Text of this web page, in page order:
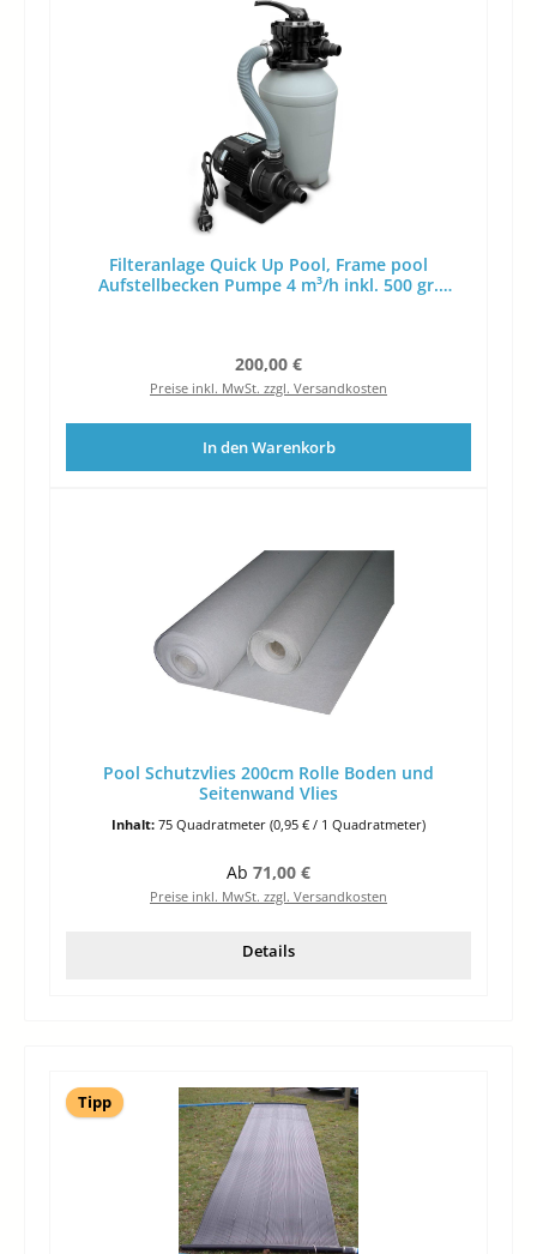
Filteranlage Quick Up Pool, Frame pool
Aufstellbecken Pumpe 4 m³/h inkl. 500 gr.
Regulärer Preis:
200,00 €
Preise inkl. MwSt. zzgl. Versandkosten
In den Warenkorb
Pool Schutzvlies 200cm Rolle Boden und
Seitenwand Vlies
Inhalt: 75 Quadratmeter (0,95 € / 1 Quadratmeter)
Regulärer Preis:
Ab 71,00 €
Preise inkl. MwSt. zzgl. Versandkosten
Details
Tipp